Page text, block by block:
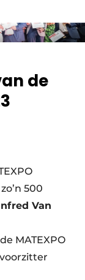
de
500
Van
MATEXPO